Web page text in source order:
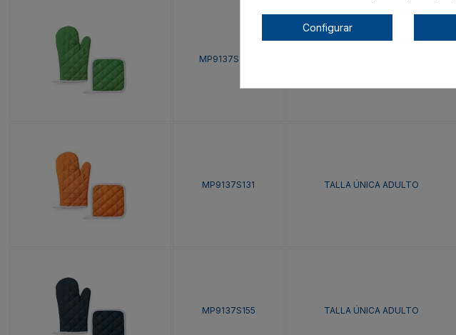
MP9137S1226
MP9137S131 TALLA ÚNICA ADULTO
MP9137S155 TALLA ÚNICA ADULTO
Configurar